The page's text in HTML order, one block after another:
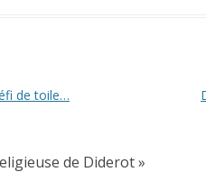
de toile…
de Diderot»